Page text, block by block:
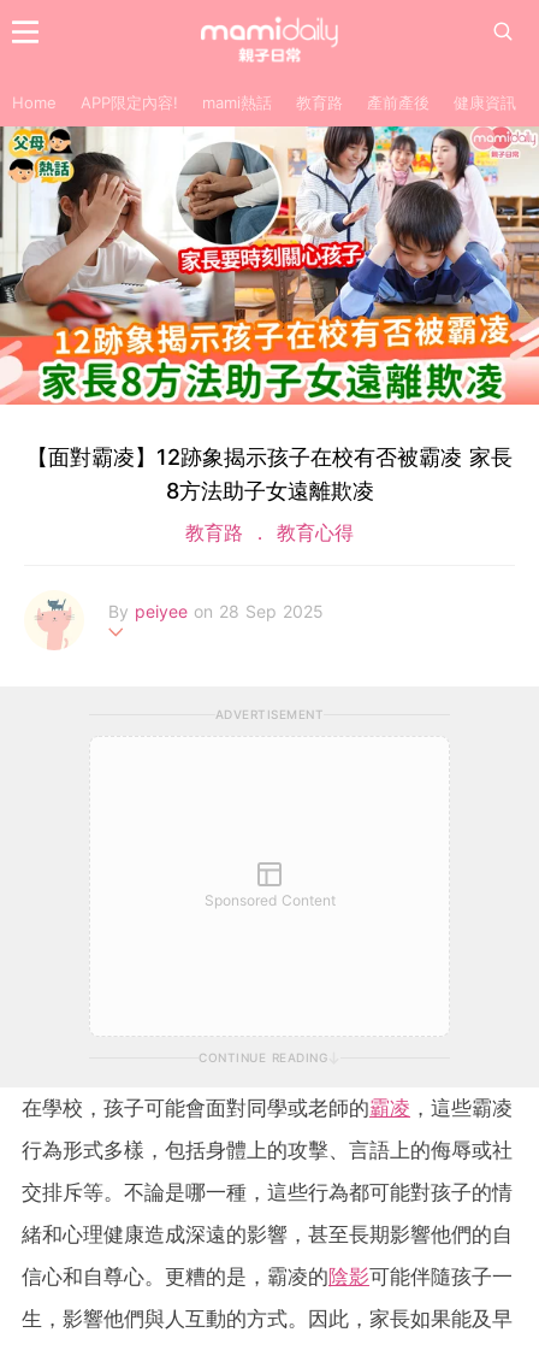
Home APP限定內容! mami熱話 教育路 產前產後 健康資訊
【面對霸凌】12跡象揭示孩子在校有否被霸凌 家長
8方法助子女遠離欺凌
教育路 教育心得
By peiyee on 28 Sep 2025
ADVERTISEMENT
Sponsored Content
CONTINUE READING
在學校，孩子可能會面對同學或老師的霸凌 ，這些霸凌
行為形式多樣，包括身體上的攻擊、言語上的侮辱或社
交排斥等。不論是哪一種，這些行為都可能對孩子的情
緒和心理健康造成深遠的影響，甚至長期影響他們的自
信心和自尊心。更糟的是，霸凌的陰影可能伴隨孩子一
生，影響他們與人互動的方式。因此，家長如果能及早